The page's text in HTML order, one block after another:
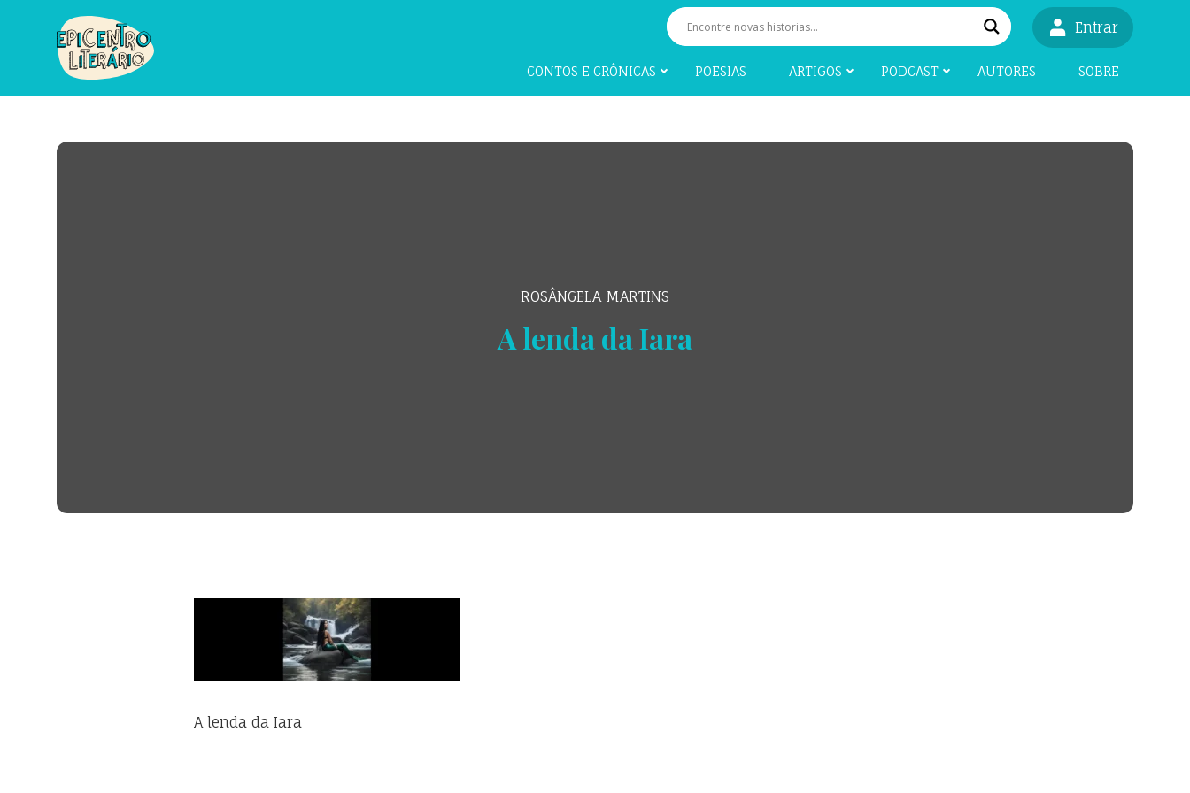
Entrar
CONTOS E CRÔNICAS POESIAS ARTIGOS PODCAST AUTORES SOBRE
ROSÂNGELA MARTINS
A lenda da Iara
A lenda da Iara